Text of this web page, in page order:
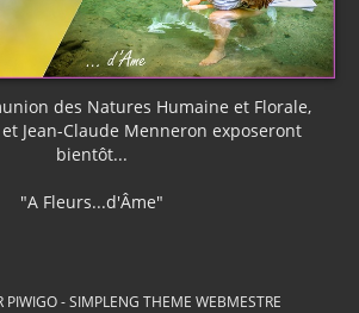
des Natures Humaine et Florale,
Jean-Claude Menneron exposeront
bientôt...
"A Fleurs...d'Âme"
PIWIGO-SIMPLENG THEME WEBMESTRE